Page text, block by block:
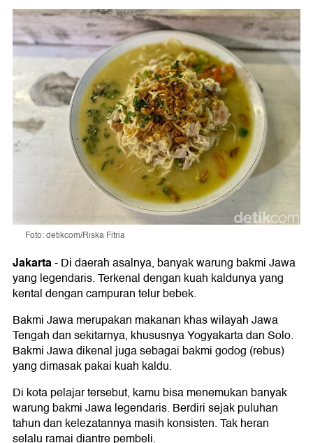
Foto: detikcom/Riska Fitria
Jakarta-Di daerah asalnya, banyak warung bakmi Jawa
yang legendaris. Terkenal dengan kuah kaldunya yang
kental dengan campuran telur bebek.
Bakmi Jawa merupakan makanan khas wilayah Jawa
Tengah dan sekitarnya, khususnya Yogyakarta dan Solo.
Bakmi Jawa dikenal juga sebagai bakmi godog (rebus)
yang dimasak pakai kuah kaldu.
Di kota pelajar tersebut, kamu bisa menemukan banyak
warung bakmi Jawa legendaris. Berdiri sejak puluhan
tahun dan kelezatannya masih konsisten. Tak heran
selalu ramai diantre pembeli.